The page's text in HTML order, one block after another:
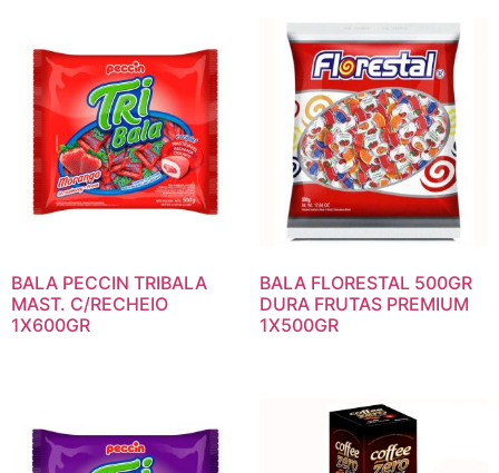
BALA PECCIN TRIBALA
MAST. C/RECHEIO
1X600GR
BALA FLORESTAL 500GR
DURA FRUTAS PREMIUM
1X500GR